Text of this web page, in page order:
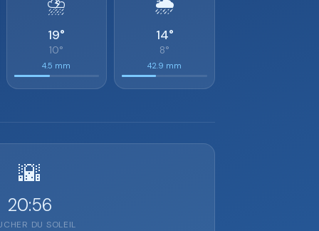
19°
10°
4.5 mm
14°
8°
42.9 mm
🌇
20:56
DU SOLEIL